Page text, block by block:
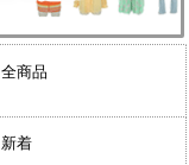
全商品
新着